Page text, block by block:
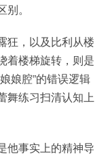
。
狂，以及比利从楼
着楼梯旋转，则是
娘腔”的错误逻辑
舞练习扫清认知上
他事实上的精神导